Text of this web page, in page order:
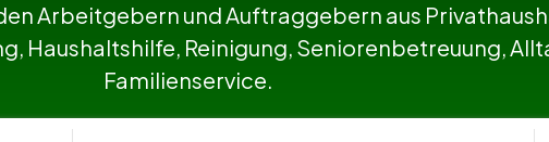
Arbeitgebern und Auftraggebern aus
Haushaltshilfe, Reinigung, Seniorenbetreuung,
Familienservice.